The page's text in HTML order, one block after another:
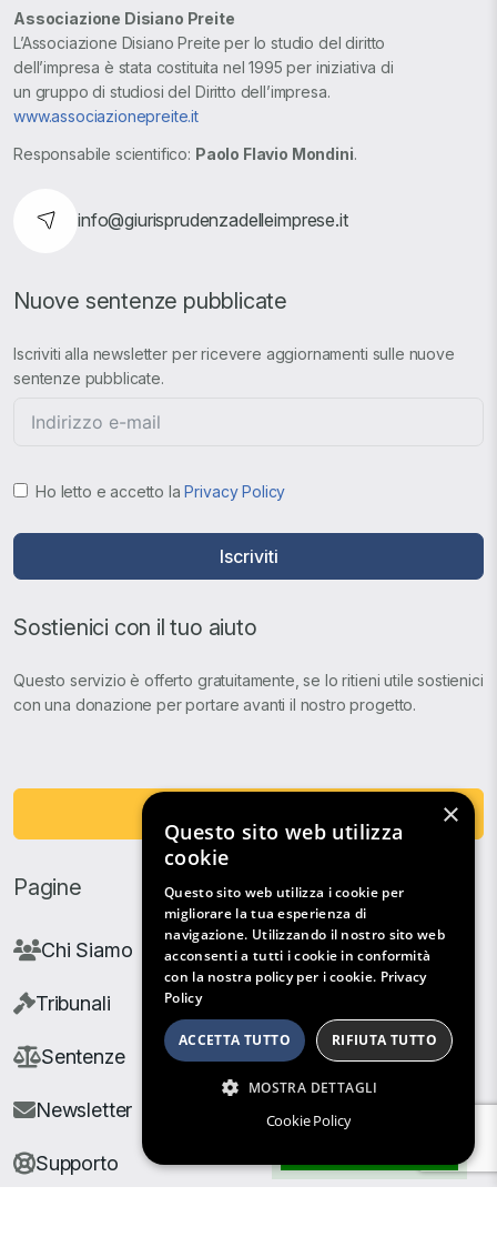
Associazione Disiano Preite
L’Associazione Disiano Preite per lo studio del diritto
dell’impresa è stata costituita nel 1995 per iniziativa di
un gruppo di studiosi del Diritto dell’impresa.
www.associazionepreite.it
Responsabile scientifico: Paolo Flavio Mondini.
info@giurisprudenzadelleimprese.it
Nuove sentenze pubblicate
Iscriviti alla newsletter per ricevere aggiornamenti sulle nuove
sentenze pubblicate.
Ho letto e accetto laPrivacy Policy
Iscriviti
Sostienici con il tuo aiuto
Questo servizio è offerto gratuitamente, se lo ritieni utile sostienici
con una donazione per portare avanti il nostro progetto.
Pagine
Chi Siamo
Tribunali
Sentenze
Newsletter
Supporto
×
Questo sito web utilizza
cookie
Questo sito web utilizza i cookie per
migliorare la tua esperienza di
navigazione. Utilizzando il nostro sito web
acconsenti a tutti i cookie in conformità
con la nostra policy per i cookie. Privacy
Policy
ACCETTA TUTTO RIFIUTA TUTTO
MOSTRA DETTAGLI
Cookie Policy